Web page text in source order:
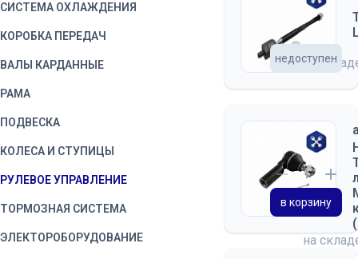
СИСТЕМА ОХЛАЖДЕНИЯ
КОРОБКА ПЕРЕДАЧ
ВАЛЫ КАРДАННЫЕ
РАМА
ПОДВЕСКА
КОЛЕСА И СТУПИЦЫ
РУЛЕВОЕ УПРАВЛЕНИЕ
ТОРМОЗНАЯ СИСТЕМА
ЭЛЕКТОРОБОРУДОВАНИЕ
на
недоступен
на
в корзину